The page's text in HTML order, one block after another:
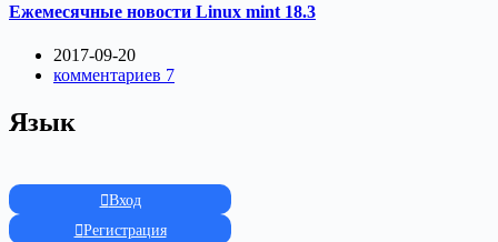
Ежемесячные новости Linux mint 18.3
2017-09-20
комментариев 7
Язык
Вход
Регистрация